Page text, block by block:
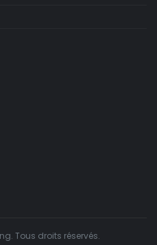
Tous droits réservés.